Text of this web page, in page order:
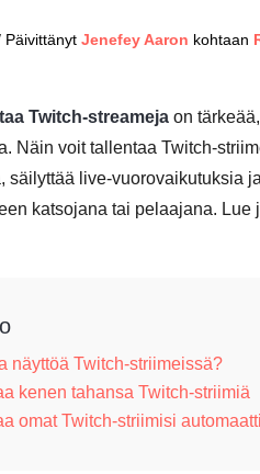
Päivittänyt Jenefey Aaron kohtaan
Twitch-streameja on
Näin voit tallentaa Twitch-
säilyttää live-vuorovaikutuksia
katsojana tai pelaajana. Lue
näyttöä Twitch-striimeissä?
kenen tahansa Twitch-striimiä
omat Twitch-striimisi